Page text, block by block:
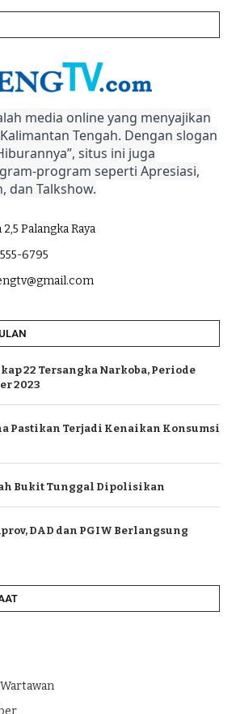
media online yang menyajikan
Tengah. Dengan slogan
situs ini juga
program seperti Apresiasi,
dan Talkshow.
Palangka Raya
6795
22 Tersangka Narkoba, Periode
2023
Pastikan Terjadi Kenaikan Konsumsi
Bukit Tunggal Dipolisikan
DAD dan PGIW Berlangsung